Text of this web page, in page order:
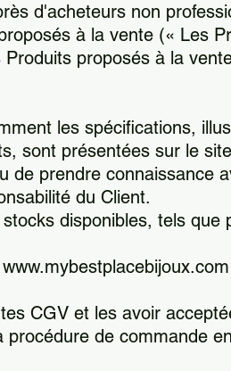
d'acheteurs non
à la vente (« Les
proposés à la
les spécifications,
sont présentées sur le site
de prendre connaissance
du Client.
disponibles, tels que
CGV et les avoir
de commande